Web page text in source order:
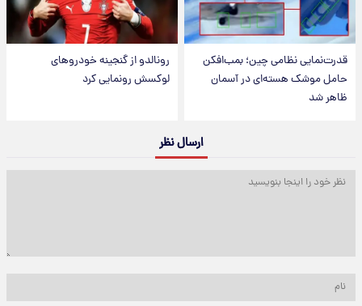
قدرت‌نمایی نظامی چین؛ بمب‌افکن
حامل موشک هسته‌ای در آسمان
ظاهر شد
رونالدو از گنجینه خودروهای
لوکسش رونمایی کرد
ارسال نظر